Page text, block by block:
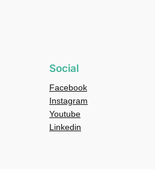
Social
Facebook
Instagram
Youtube
Linkedin